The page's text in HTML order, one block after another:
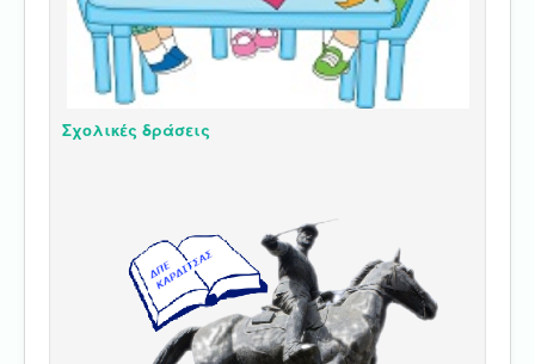
Σχολικές δράσεις